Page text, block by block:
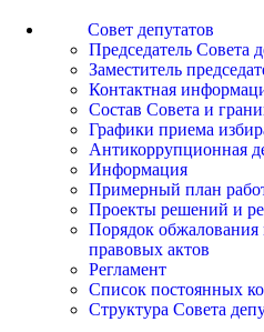
Совет депутатов
Председатель Совета
Заместитель
Контактная
Состав Совета и
Графики приема
Антикоррупционная
Информация
Примерный план
Проекты решений и
Порядок
правовых актов
Регламент
Список постоянных
Структура Совета